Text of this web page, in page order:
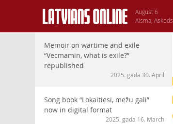
August 6
Aisma, Askods
Memoir on wartime and exile
“Vecmamin, what is exile?”
republished
2025. gada 30. April
Song book “Lokaitiesi, mežu gali”
now in digital format
2025. gada 16. March